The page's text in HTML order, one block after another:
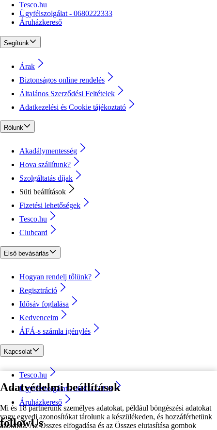
Adatvédelmi beállítások
Mi és 18 partnerünk személyes adatokat, például böngészési adatokat
vagy egyedi azonosítókat tárolunk a készülékeden, és hozzáférhetünk
azokhoz. Az Összes elfogadása és az Összes elutasítása gombok
Tesco.hu
Ügyfélszolgálat - 0680222333
Áruházkereső
Segítünk
Árak
Biztonságos online rendelés
Általános Szerződési Feltételek
Adatkezelési és Cookie tájékoztató
Rólunk
Akadálymentesség
Hova szállítunk?
Szolgáltatás díjak
Süti beállítások
Fizetési lehetőségek
Tesco.hu
Clubcard
Első bevásárlás
Hogyan rendelj tőlünk?
Regisztráció
Idősáv foglalása
Kedvenceim
ÁFÁ-s számla igénylés
Kapcsolat
Tesco.hu
Ügyfélszolgálat - 0680222333
Áruházkereső
followUs